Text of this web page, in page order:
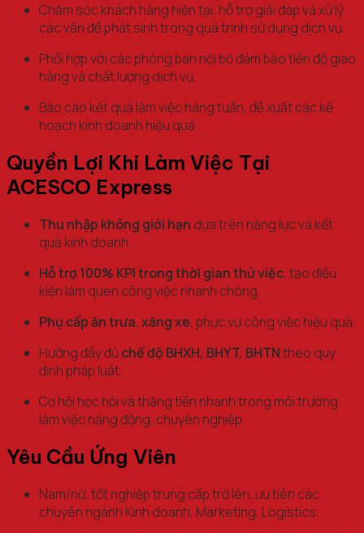
Chăm sóc khách hàng hiện tại, hỗ trợ giải đáp và xử lý
các vấn đề phát sinh trong quá trình sử dụng dịch vụ.
Phối hợp với các phòng ban nội bộ đảm bảo tiến độ giao
hàng và chất lượng dịch vụ.
Báo cáo kết quả làm việc hàng tuần, đề xuất các kế
hoạch kinh doanh hiệu quả.
Quyền Lợi Khi Làm Việc Tại
ACESCO Express
Thu nhập không giới hạn dựa trên năng lực và kết
quả kinh doanh.
Hỗ trợ 100% KPI trong thời gian thử việc, tạo điều
kiện làm quen công việc nhanh chóng.
Phụ cấp ăn trưa, xăng xe, phục vụ công việc hiệu quả.
Hưởng đầy đủchế độ BHXH, BHYT, BHTNtheo quy
định pháp luật.
Cơ hội học hỏi và thăng tiến nhanh trong môi trường
làm việc năng động, chuyên nghiệp.
Yêu Cầu Ứng Viên
Nam/nữ, tốt nghiệp trung cấp trở lên, ưu tiên các
chuyên ngành Kinh doanh, Marketing, Logistics.